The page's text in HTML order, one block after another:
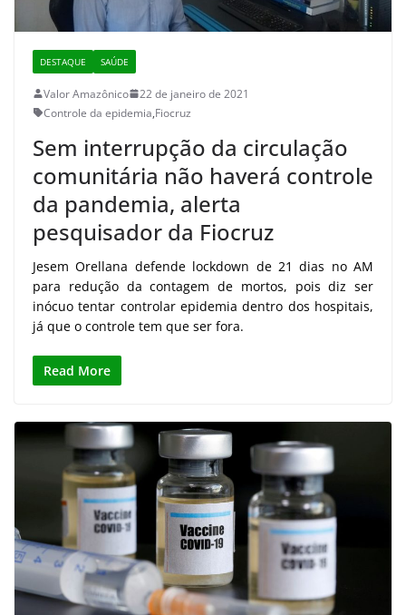
DESTAQUE SAÚDE
Valor Amazônico
22 de janeiro de 2021
Controle da epidemia,Fiocruz
Sem interrupção da circulação
comunitária não haverá controle
da pandemia, alerta
pesquisador da Fiocruz
Jesem Orellana defende lockdown de 21 dias no AM
para redução da contagem de mortos, pois diz ser
inócuo tentar controlar epidemia dentro dos hospitais,
já que o controle tem que ser fora.
Read More